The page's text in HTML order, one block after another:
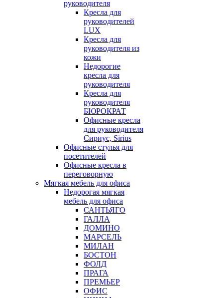
руководителя
Кресла для
руководителей
LUX
Кресла для
руководителя из
кожи
Недорогие
кресла для
руководителя
Кресла для
руководителя
БЮРОКРАТ
Офисные кресла
для руководителя
Сириус, Sirius
Офисные стулья для
посетителей
Офисные кресла в
переговорную
Мягкая мебель для офиса
Недорогая мягкая
мебель для офиса
САНТЬЯГО
ГАЛЛА
ДОМИНО
МАРСЕЛЬ
МИЛАН
БОСТОН
ФОЛД
ПРАГА
ПРЕМЬЕР
ОФИС